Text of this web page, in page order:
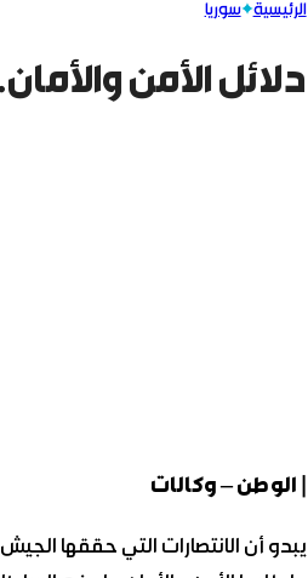
الرئيسية سوريا
دلائل الأمن
| الوطن – وكالات
يبدو أن الانتصارات التي حققها